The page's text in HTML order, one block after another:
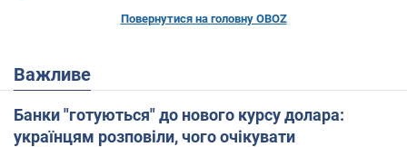
Повернутися на головну OBOZ
Важливе
Банки "готуються" до нового курсу долара:
українцям розповіли, чого очікувати